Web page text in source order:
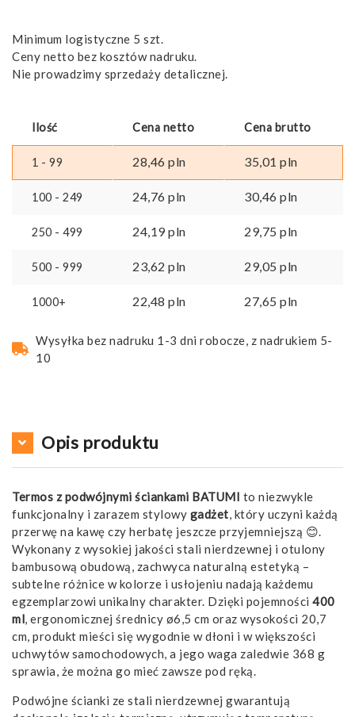
Minimum logistyczne 5 szt.
Ceny netto bez kosztów nadruku.
Nie prowadzimy sprzedaży detalicznej.
Ilość Cena netto Cena brutto
1 - 99 28,46 pln 35,01 pln
100 - 249 24,76 pln 30,46 pln
250 - 499 24,19pln 29,75 pln
500 - 999 23,62 pln 29,05 pln
1000+ 22,48 pln 27,65 pln
Wysyłka bez nadruku 1-3 dni robocze, z nadrukiem 5-
10
Opis produktu
Termos z podwójnymi ściankami BATUMI to niezwykle
funkcjonalny i zarazem stylowy gadżet, który uczyni każdą
przerwę na kawę czy herbatę jeszcze przyjemniejszą 😊.
Wykonany z wysokiej jakości stali nierdzewnej i otulony
bambusową obudową, zachwyca naturalną estetyką –
subtelne różnice w kolorze i usłojeniu nadają każdemu
egzemplarzowi unikalny charakter. Dzięki pojemności 400
ml, ergonomicznej średnicy ø6,5 cm oraz wysokości 20,7
cm, produkt mieści się wygodnie w dłoni i w większości
uchwytów samochodowych, a jego waga zaledwie 368 g
sprawia, że można go mieć zawsze pod ręką.
Podwójne ścianki ze stali nierdzewnej gwarantują